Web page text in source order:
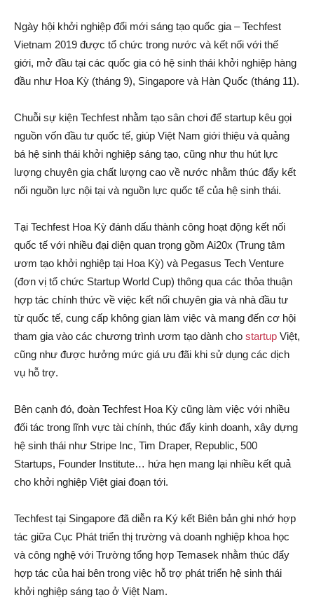
Ngày hội khởi nghiệp đổi mới sáng tạo quốc gia – Techfest
Vietnam 2019 được tổ chức trong nước và kết nối với thế
giới, mở đầu tại các quốc gia có hệ sinh thái khởi nghiệp hàng
đầu như Hoa Kỳ (tháng 9), Singapore và Hàn Quốc (tháng 11).
Chuỗi sự kiện Techfest nhằm tạo sân chơi để startup kêu gọi
nguồn vốn đầu tư quốc tế, giúp Việt Nam giới thiệu và quảng
bá hệ sinh thái khởi nghiệp sáng tạo, cũng như thu hút lực
lượng chuyên gia chất lượng cao về nước nhằm thúc đẩy kết
nối nguồn lực nội tại và nguồn lực quốc tế của hệ sinh thái.
Tại Techfest Hoa Kỳ đánh dấu thành công hoạt động kết nối
quốc tế với nhiều đại diện quan trọng gồm Ai20x (Trung tâm
ươm tạo khởi nghiệp tại Hoa Kỳ) và Pegasus Tech Venture
(đơn vị tổ chức Startup World Cup) thông qua các thỏa thuận
hợp tác chính thức về việc kết nối chuyên gia và nhà đầu tư
từ quốc tế, cung cấp không gian làm việc và mang đến cơ hội
tham gia vào các chương trình ươm tạo dành cho startup Việt,
cũng như được hưởng mức giá ưu đãi khi sử dụng các dịch
vụ hỗ trợ.
Bên cạnh đó, đoàn Techfest Hoa Kỳ cũng làm việc với nhiều
đối tác trong lĩnh vực tài chính, thúc đẩy kinh doanh, xây dựng
hệ sinh thái như Stripe Inc, Tim Draper, Republic, 500
Startups, Founder Institute… hứa hẹn mang lại nhiều kết quả
cho khởi nghiệp Việt giai đoạn tới.
Techfest tại Singapore đã diễn ra Ký kết Biên bản ghi nhớ hợp
tác giữa Cục Phát triển thị trường và doanh nghiệp khoa học
và công nghệ với Trường tổng hợp Temasek nhằm thúc đẩy
hợp tác của hai bên trong việc hỗ trợ phát triển hệ sinh thái
khởi nghiệp sáng tạo ở Việt Nam.